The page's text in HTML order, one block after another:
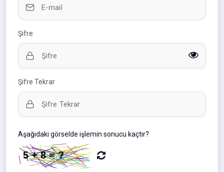
Şifre
Şifre Tekrar
Aşağıdaki görselde işlemin sonucu kaçtır?